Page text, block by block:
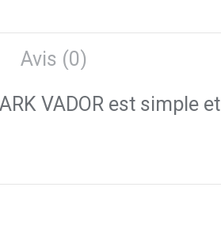
Avis (0)
VADOR est simple et